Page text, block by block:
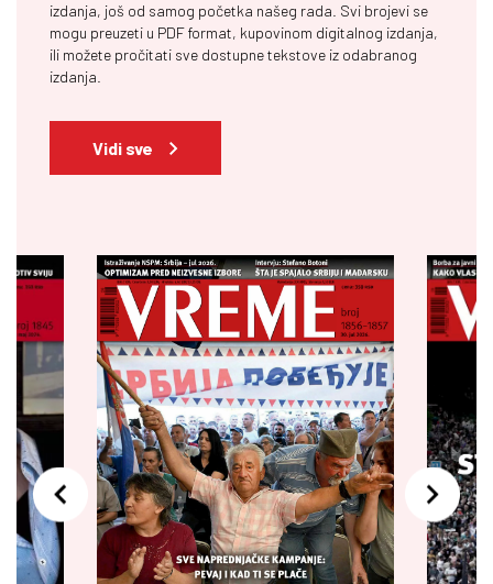
izdanja, još od samog početka našeg rada. Svi brojevi se
mogu preuzeti u PDF format, kupovinom digitalnog izdanja,
ili možete pročitati sve dostupne tekstove iz odabranog
izdanja.
Vidi sve